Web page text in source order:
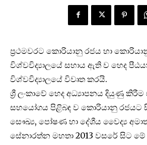
ප්‍රථමවරට කොරියානු රජය හා
විශ්වවිද්‍යාලයේ සහාය ඇති ව හෙද
විශ්වවිද්‍යාලයේ විවෘත කරයි.
ශ්‍රී ලංකාවේ හෙද අධ්‍යාපනය දියුණු කිරීම
සහයෝගය පිළිබඳ ව කොරියානු රජයට
සෞඛ්‍ය, පෝෂණ හා දේශීය වෛද්‍ය
සේනාරත්න මහතා 2013 වසරේ සිට මේ